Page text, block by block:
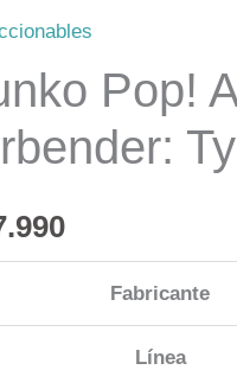
Pop!
Fabricante
Línea